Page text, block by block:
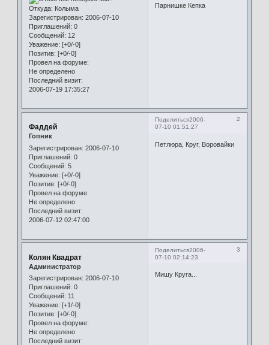
Откуда: Колыма
Зарегистрирован: 2006-07-10
Приглашений: 0
Сообщений: 12
Уважение: [+0/-0]
Позитив: [+0/-0]
Провел на форуме:
Не определено
Последний визит:
2006-07-19 17:35:27
Парнишке Кепка
Поделиться 2
2006-
07-10 01:51:27
Фаддей
Гопник
Зарегистрирован: 2006-07-10
Приглашений: 0
Сообщений: 5
Уважение: [+0/-0]
Позитив: [+0/-0]
Провел на форуме:
Не определено
Последний визит:
2006-07-12 02:47:00
Петлюра, Круг, Воровайки
Поделиться 3
2006-
07-10 02:14:23
Колян Квадрат
Администратор
Зарегистрирован: 2006-07-10
Приглашений: 0
Сообщений: 11
Уважение: [+1/-0]
Позитив: [+0/-0]
Провел на форуме:
Не определено
Последний визит:
Мишу Круга...